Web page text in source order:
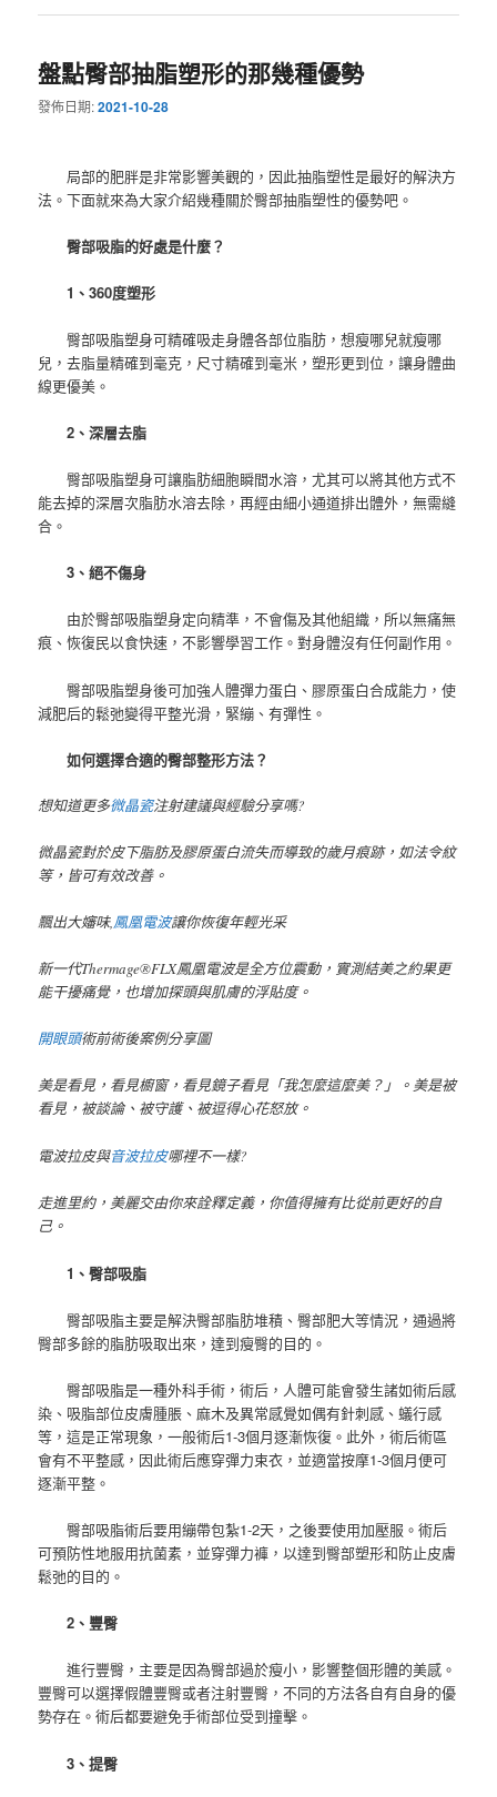
盤點臀部抽脂塑形的那幾種優勢
發佈日期:2021-10-28
局部的肥胖是非常影響美觀的，因此抽脂塑性是最好的解決方
法。下面就來為大家介紹幾種關於臀部抽脂塑性的優勢吧。
臀部吸脂的好處是什麼？
1、360度塑形
臀部吸脂塑身可精確吸走身體各部位脂肪，想瘦哪兒就瘦哪
兒，去脂量精確到毫克，尺寸精確到毫米，塑形更到位，讓身體曲
線更優美。
2、深層去脂
臀部吸脂塑身可讓脂肪細胞瞬間水溶，尤其可以將其他方式不
能去掉的深層次脂肪水溶去除，再經由細小通道排出體外，無需縫
合。
3、絕不傷身
由於臀部吸脂塑身定向精準，不會傷及其他組織，所以無痛無
痕、恢復民以食快速，不影響學習工作。對身體沒有任何副作用。
臀部吸脂塑身後可加強人體彈力蛋白、膠原蛋白合成能力，使
減肥后的鬆弛變得平整光滑，緊繃、有彈性。
如何選擇合適的臀部整形方法？
想知道更多微晶瓷注射建議與經驗分享嗎?
微晶瓷對於皮下脂肪及膠原蛋白流失而導致的歲月痕跡，如法令紋
等，皆可有效改善。
飄出大嬸味,鳳凰電波讓你恢復年輕光采
新一代Thermage®FLX鳳凰電波是全方位震動，實測結美之約果更
能干擾痛覺，也增加探頭與肌膚的浮貼度。
開眼頭術前術後案例分享圖
美是看見，看見櫥窗，看見鏡子看見「我怎麼這麼美？」。美是被
看見，被談論、被守護、被逗得心花怒放。
電波拉皮與音波拉皮哪裡不一樣?
走進里約，美麗交由你來詮釋定義，你值得擁有比從前更好的自
己。
1、臀部吸脂
臀部吸脂主要是解決臀部脂肪堆積、臀部肥大等情況，通過將
臀部多餘的脂肪吸取出來，達到瘦臀的目的。
臀部吸脂是一種外科手術，術后，人體可能會發生諸如術后感
染、吸脂部位皮膚腫脹、麻木及異常感覺如偶有針刺感、蟻行感
等，這是正常現象，一般術后1-3個月逐漸恢復。此外，術后術區
會有不平整感，因此術后應穿彈力束衣，並適當按摩1-3個月便可
逐漸平整。
臀部吸脂術后要用繃帶包紮1-2天，之後要使用加壓服。術后
可預防性地服用抗菌素，並穿彈力褲，以達到臀部塑形和防止皮膚
鬆弛的目的。
2、豐臀
進行豐臀，主要是因為臀部過於瘦小，影響整個形體的美感。
豐臀可以選擇假體豐臀或者注射豐臀，不同的方法各自有自身的優
勢存在。術后都要避免手術部位受到撞擊。
3、提臀